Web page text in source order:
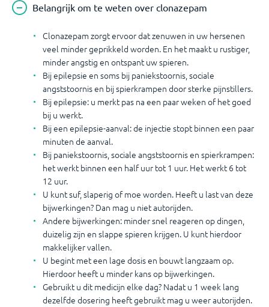
Belangrijk om te weten over clonazepam
Clonazepam zorgt ervoor dat zenuwen in uw hersenen
veel minder geprikkeld worden. En het maakt u rustiger,
minder angstig en ontspant uw spieren.
Bij epilepsie en soms bij paniekstoornis, sociale
angststoornis en bij spierkrampen door sterke pijnstillers.
Bij epilepsie: u merkt pas na een paar weken of het goed
bij u werkt.
Bij een epilepsie-aanval: de injectie stopt binnen een paar
minuten de aanval.
Bij paniekstoornis, sociale angststoornis en spierkrampen:
het werkt binnen een half uur tot 1 uur. Het werkt 6 tot
12 uur.
U kunt suf, slaperig of moe worden. Heeft u last van deze
bijwerkingen? Dan mag u niet autorijden.
Andere bijwerkingen: minder snel reageren op dingen,
duizelig zijn en slappe spieren krijgen. U kunt hierdoor
makkelijker vallen.
U begint met een lage dosis en bouwt langzaam op.
Hierdoor heeft u minder kans op bijwerkingen.
Gebruikt u dit medicijn elke dag? Nadat u 1 week lang
dezelfde dosering heeft gebruikt mag u weer autorijden.